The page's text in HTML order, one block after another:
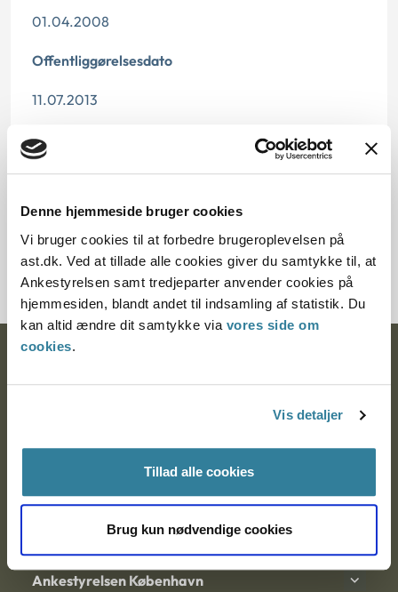
Denne hjemmeside bruger cookies
Vi bruger cookies til at forbedre brugeroplevelsen på
ast.dk. Ved at tillade alle cookies giver du samtykke til, at
Ankestyrelsen samt tredjeparter anvender cookies på
hjemmesiden, blandt andet til indsamling af statistik. Du
kan altid ændre dit samtykke via vores side om
cookies.
Vis detaljer
Tillad alle cookies
Brug kun nødvendige cookies
01.04.2008
Offentliggørelsesdato
11.07.2013
Paragraf
§ 19
Journalnummer
6000291-07
Ankestyrelsen Aalborg
Ankestyrelsen København